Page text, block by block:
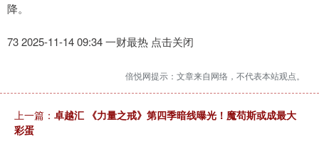
降。
73 2025-11-14 09:34 一财最热 点击关闭
倍悦网提示：文章来自网络，不代表本站观点。
上一篇： 卓越汇 《力量之戒》第四季暗线曝光！魔苟斯或成最大
彩蛋